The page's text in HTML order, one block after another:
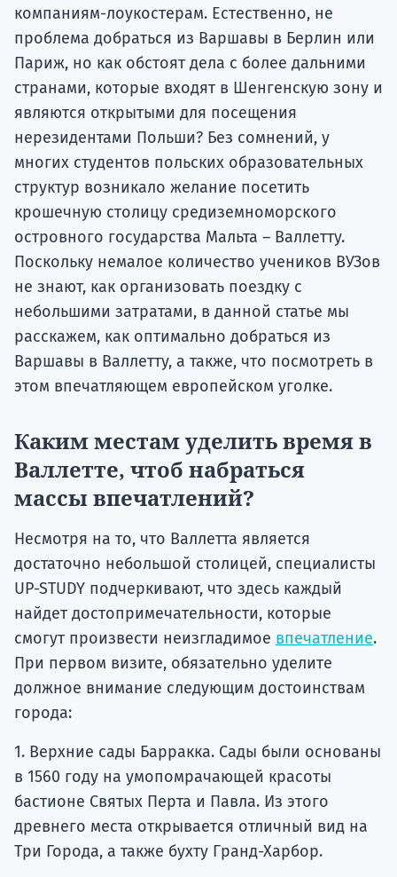
компаниям-лоукостерам. Естественно, не
проблема добраться из Варшавы в Берлин или
Париж, но как обстоят дела с более дальними
странами, которые входят в Шенгенскую зону и
являются открытыми для посещения
нерезидентами Польши? Без сомнений, у
многих студентов польских образовательных
структур возникало желание посетить
крошечную столицу средиземноморского
островного государства Мальта – Валлетту.
Поскольку немалое количество учеников ВУЗов
не знают, как организовать поездку с
небольшими затратами, в данной статье мы
расскажем, как оптимально добраться из
Варшавы в Валлетту, а также, что посмотреть в
этом впечатляющем европейском уголке.
Каким местам уделить время в
Валлетте, чтоб набраться
массы впечатлений?
Несмотря на то, что Валлетта является
достаточно небольшой столицей, специалисты
UP-STUDY подчеркивают, что здесь каждый
найдет достопримечательности, которые
смогут произвести неизгладимое впечатление.
При первом визите, обязательно уделите
должное внимание следующим достоинствам
города:
1. Верхние сады Барракка. Сады были основаны
в 1560 году на умопомрачающей красоты
бастионе Святых Перта и Павла. Из этого
древнего места открывается отличный вид на
Три Города, а также бухту Гранд-Харбор.